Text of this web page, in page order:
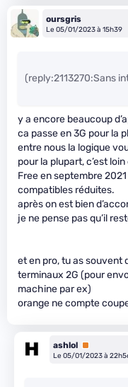
oursgris
Le 05/01/2023 à 15h39
(reply:2113270:Sans
y a encore beaucoup
ca passe en 3G pour la
entre nous la logique
pour la plupart, c’est
Free en septembre
compatibles réduites.
après on est bien
je ne pense pas qu’il
et en pro, tu as souvent
terminaux 2G (pour
machine par ex)
orange ne compte
ashlol Premium
Le 05/01/2023 à